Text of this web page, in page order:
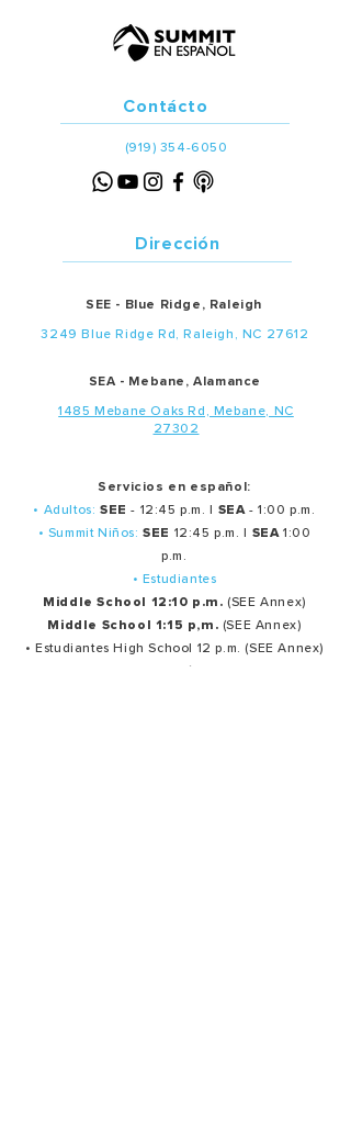
Contácto
(919) 354-6050
Dirección
SEE - Blue Ridge, Raleigh
3249 Blue Ridge Rd, Raleigh, NC 27612
SEA - Mebane, Alamance
1485 Mebane Oaks Rd, Mebane, NC
27302
Servicios en español:
• Adultos:SEE - 12:45 p.m. | SEA- 1:00 p.m.
• Summit Niños:SEE 12:45 p.m. | SEA1:00
p.m.
• Estudiantes
Middle School 12:10 p.m. (SEE Annex)
Middle School 1:15 p,m. (SEE Annex)
• Estudiantes High School 12 p.m. (SEE Annex)
Servicios de oración en español: